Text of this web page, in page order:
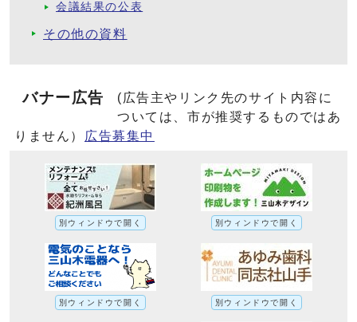
会議結果の公表
その他の資料
バナー広告
(広告主やリンク先のサイト内容に
ついては、市が推奨するものではあ
りません）
広告募集中
別ウィンドウで開く 別ウィンドウで開く
別ウィンドウで開く 別ウィンドウで開く